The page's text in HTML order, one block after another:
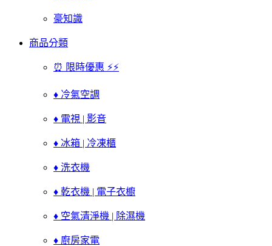
豪知識
商品分類
⏰ 限時優惠 ⚡⚡
♦ 冷氣空調
♦ 電視 | 影音
♦ 冰箱 | 冷凍櫃
♦ 洗衣機
♦ 乾衣機 | 電子衣櫥
♦ 空氣清淨機 | 除濕機
♦ 廚房家電